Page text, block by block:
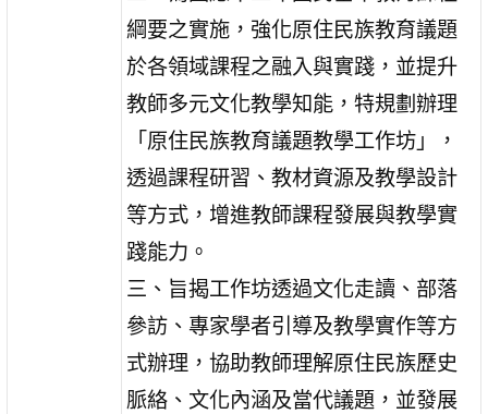
綱要之實施，強化原住民族教育議題
於各領域課程之融入與實踐，並提升
教師多元文化教學知能，特規劃辦理
「原住民族教育議題教學工作坊」，
透過課程研習、教材資源及教學設計
等方式，增進教師課程發展與教學實
踐能力。
三、旨揭工作坊透過文化走讀、部落
參訪、專家學者引導及教學實作等方
式辦理，協助教師理解原住民族歷史
脈絡、文化內涵及當代議題，並發展